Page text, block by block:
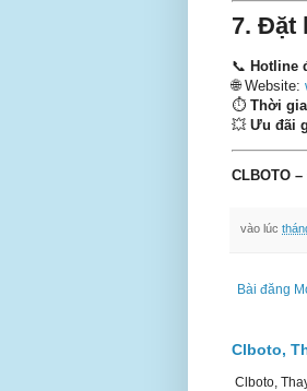
7. Đặt
📞 Hotline
🌐 Website:
⏱️ Thời
💥 Ưu đãi
CLBOTO
vào lúc
Bài đăng
Clboto,
Clboto,